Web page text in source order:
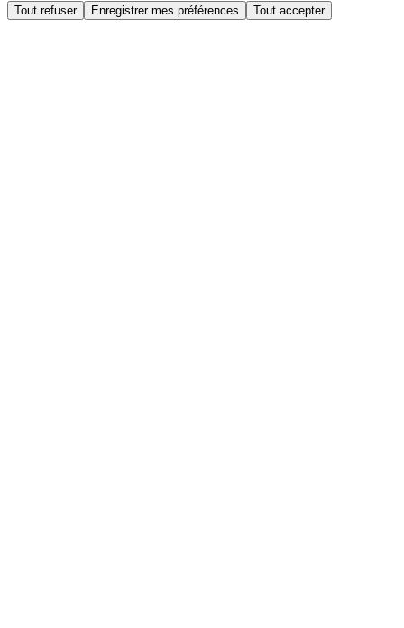
Tout refuser Enregistrer mes préférences Tout accepter